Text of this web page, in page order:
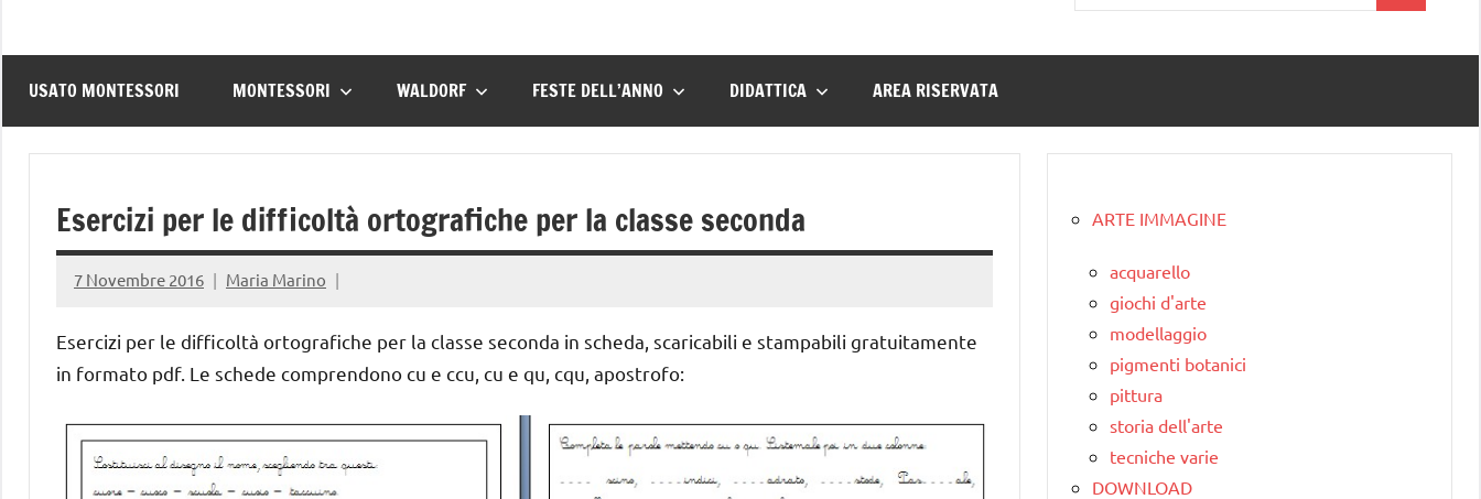
per:
USATO MONTESSORI MONTESSORI WALDORF FESTE DELL’ANNO DIDATTICA AREA RISERVATA
Esercizi per le difficoltà ortografiche per la classe seconda
7 Novembre 2016 Maria Marino
Esercizi per le difficoltà ortografiche per la classe seconda in scheda, scaricabili e stampabili gratuitamente
in formato pdf. Le schede comprendono cu e ccu, cu e qu, cqu, apostrofo:
ARTE IMMAGINE
acquarello
giochi d'arte
modellaggio
pigmenti botanici
pittura
storia dell'arte
tecniche varie
DOWNLOAD